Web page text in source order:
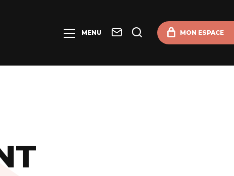
MENU Contact MON ESPACE